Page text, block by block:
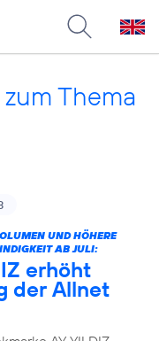
Thema
UND HÖHERE
AB JULI:
erhöht
der Allnet